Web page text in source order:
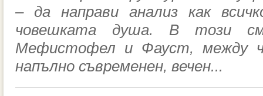
– да направи анализ как
човешката душа. В този
Мефистофел и Фауст, между
напълно съвременен, вечен...